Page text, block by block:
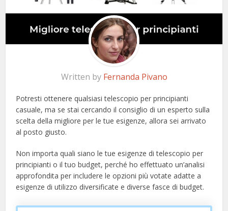
Written by Fernanda Pivano
Potresti ottenere qualsiasi telescopio per principianti
casuale, ma se stai cercando il consiglio di un esperto sulla
scelta della migliore per le tue esigenze, allora sei arrivato
al posto giusto.
Non importa quali siano le tue esigenze di telescopio per
principianti o il tuo budget, perché ho effettuato un’analisi
approfondita per includere le opzioni più votate adatte a
esigenze di utilizzo diversificate e diverse fasce di budget.